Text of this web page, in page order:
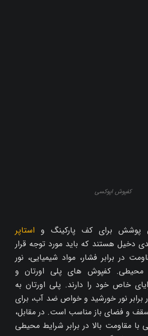
کفپوش اپوکسی
پوشش برای کف پارکینگ و استاپر
دخیل هستند که باید مورد توجه قرار
در برابر فشار، مواد شیمیایی، نور
محیطی. کفپوش‌ های پلی اورتان و
خاص خود را دارند. پلی اورتان به
برابر نور خورشید و خواص ضد آب، برای
و فضای باز مناسب است. در مقابل،
مقاومت بالا در برابر شرایط محیطی